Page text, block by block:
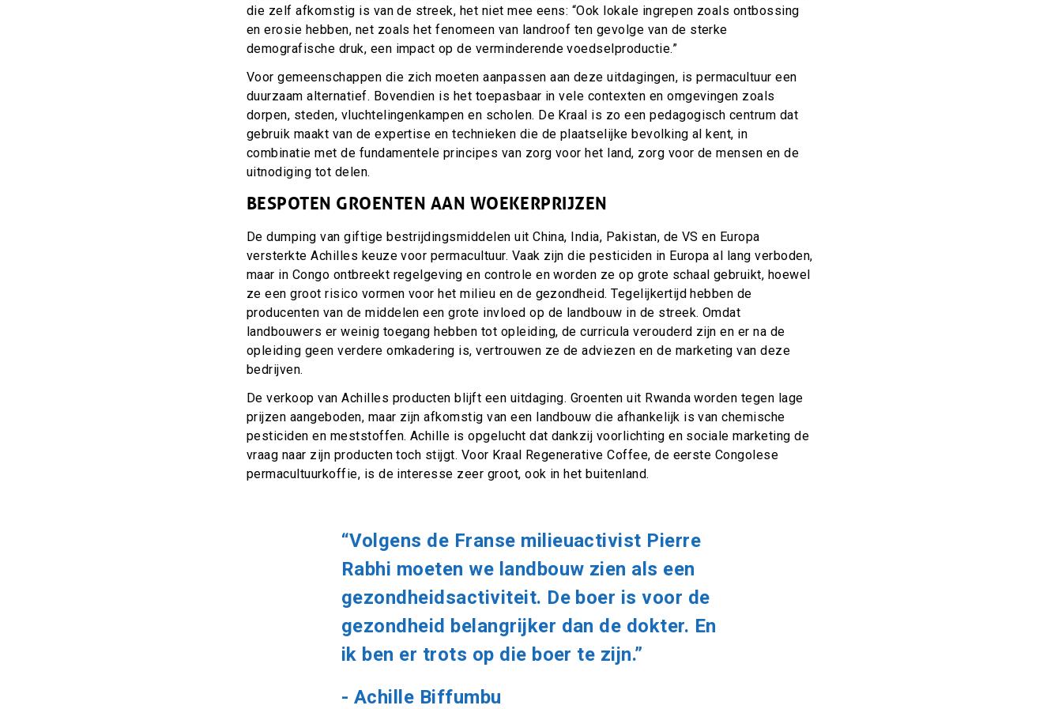
die zelf afkomstig is van de streek, het niet mee eens: “Ook lokale ingrepen zoals ontbossing
en erosie hebben, net zoals het fenomeen van landroof ten gevolge van de sterke
demografische druk, een impact op de verminderende voedselproductie.”
Voor gemeenschappen die zich moeten aanpassen aan deze uitdagingen, is permacultuur een
duurzaam alternatief. Bovendien is het toepasbaar in vele contexten en omgevingen zoals
dorpen, steden, vluchtelingenkampen en scholen. De Kraal is zo een pedagogisch centrum dat
gebruik maakt van de expertise en technieken die de plaatselijke bevolking al kent, in
combinatie met de fundamentele principes van zorg voor het land, zorg voor de mensen en de
uitnodiging tot delen.
BESPOTEN GROENTEN AAN WOEKERPRIJZEN
De dumping van giftige bestrijdingsmiddelen uit China, India, Pakistan, de VS en Europa
versterkte Achilles keuze voor permacultuur. Vaak zijn die pesticiden in Europa al lang verboden,
maar in Congo ontbreekt regelgeving en controle en worden ze op grote schaal gebruikt, hoewel
ze een groot risico vormen voor het milieu en de gezondheid. Tegelijkertijd hebben de
producenten van de middelen eengrote invloed op de landbouw in de streek. Omdat
landbouwers er weinig toegang hebben tot opleiding, de curricula verouderd zijn en er na de
opleiding geen verdere omkadering is, vertrouwen ze de adviezen en de marketing van deze
bedrijven.
De verkoop van Achilles producten blijft een uitdaging. Groenten uit Rwanda worden tegen lage
prijzen aangeboden, maar zijn afkomstig van een landbouw die afhankelijk is van chemische
pesticiden en meststoffen. Achille is opgelucht dat dankzij voorlichting en sociale marketing de
vraag naar zijn producten toch stijgt. Voor Kraal Regenerative Coffee, de eerste Congolese
permacultuurkoffie, is de interesse zeer groot, ook in het buitenland.
“Volgens de Franse milieuactivist Pierre
Rabhi moeten we landbouw zien als een
gezondheidsactiviteit. De boer is voor de
gezondheid belangrijker dan de dokter. En
ik ben er trots op die boer te zijn.”
- Achille Biffumbu